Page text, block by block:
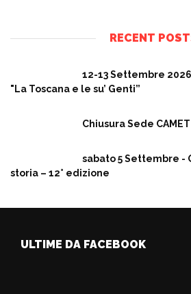
RECENT
12-13 Settembre
"La Toscana e le su’ Genti”
Chiusura Sede
sabato 5 Settembre -
storia – 12° edizione
ULTIME DA FACEBOOK